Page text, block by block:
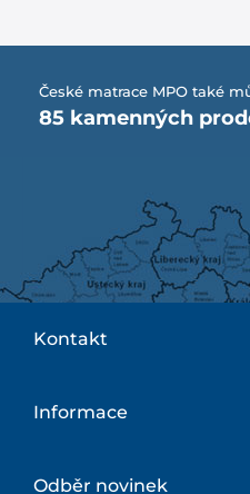
České matrace MPO také
85 kamenných
Kontakt
Informace
Odběr novinek